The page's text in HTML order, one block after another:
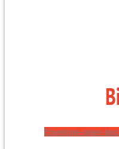
Envelope-open-text